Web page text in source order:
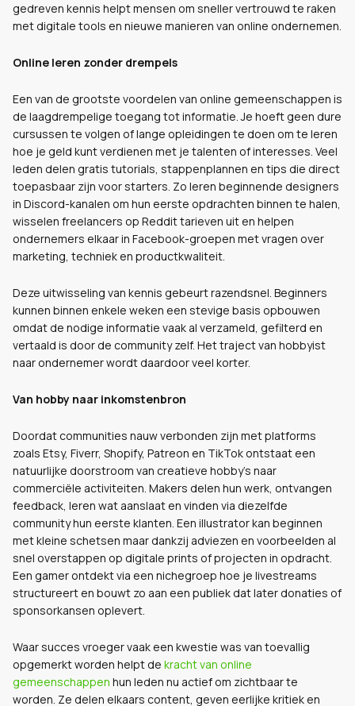
gedreven kennis helpt mensen om sneller vertrouwd te raken
met digitale tools en nieuwe manieren van online ondernemen.
Online leren zonder drempels
Een van de grootste voordelen van online gemeenschappen is
de laagdrempelige toegang tot informatie. Je hoeft geen dure
cursussen te volgen of lange opleidingen te doen om te leren
hoe je geld kunt verdienen met je talenten of interesses. Veel
leden delen gratis tutorials, stappenplannen en tips die direct
toepasbaar zijn voor starters. Zo leren beginnende designers
in Discord-kanalen om hun eerste opdrachten binnen te halen,
wisselen freelancers op Reddit tarieven uit en helpen
ondernemers elkaar in Facebook-groepen met vragen over
marketing, techniek en productkwaliteit.
Deze uitwisseling van kennis gebeurt razendsnel. Beginners
kunnen binnen enkele weken een stevige basis opbouwen
omdat de nodige informatie vaak al verzameld, gefilterd en
vertaald is door de community zelf. Het traject van hobbyist
naar ondernemer wordt daardoor veel korter.
Van hobby naar inkomstenbron
Doordat communities nauw verbonden zijn met platforms
zoals Etsy, Fiverr, Shopify, Patreon en TikTok ontstaat een
natuurlijke doorstroom van creatieve hobby's naar
commerciële activiteiten. Makers delen hun werk, ontvangen
feedback, leren wat aanslaat en vinden via diezelfde
community hun eerste klanten. Een illustrator kan beginnen
met kleine schetsen maar dankzij adviezen en voorbeelden al
snel overstappen op digitale prints of projecten in opdracht.
Een gamer ontdekt via een nichegroep hoe je livestreams
structureert en bouwt zo aan een publiek dat later donaties of
sponsorkansen oplevert.
Waar succes vroeger vaak een kwestie was van toevallig
opgemerkt worden helpt de kracht van online
gemeenschappen hun leden nu actief om zichtbaar te
worden. Ze delen elkaars content, geven eerlijke kritiek en